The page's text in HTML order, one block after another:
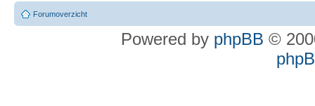
Forumoverzicht
Powered by phpBB ©